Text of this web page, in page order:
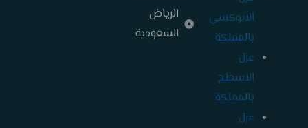
الابوكسي
بالمملكة
عزل
الاسطح
بالمملكة
عزل
الرياض
السعودية